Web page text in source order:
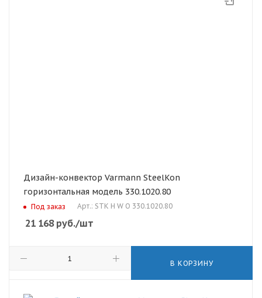
Дизайн-конвектор Varmann SteelKon
горизонтальная модель 330.1020.80
Под заказ Арт.: STK H W O 330.1020.80
21 168руб./шт
В КОРЗИНУ